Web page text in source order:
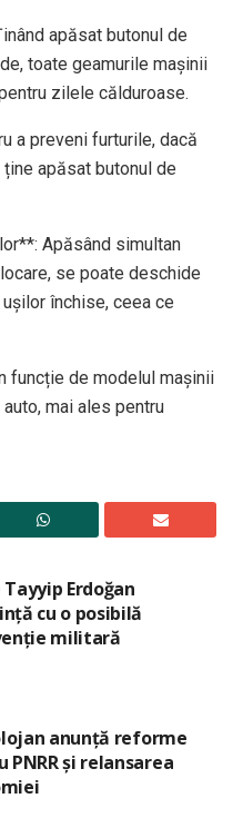
apăsat butonul de
toate geamurile mașinii
zilele călduroase.
a preveni furturile, dacă
apăsat butonul de
Apăsând simultan
se poate deschide
închise, ceea ce
funcție de modelul mașinii
mai ales pentru
Tayyip Erdoğan
cu o posibilă
militară
anunță reforme
PNRR și relansarea